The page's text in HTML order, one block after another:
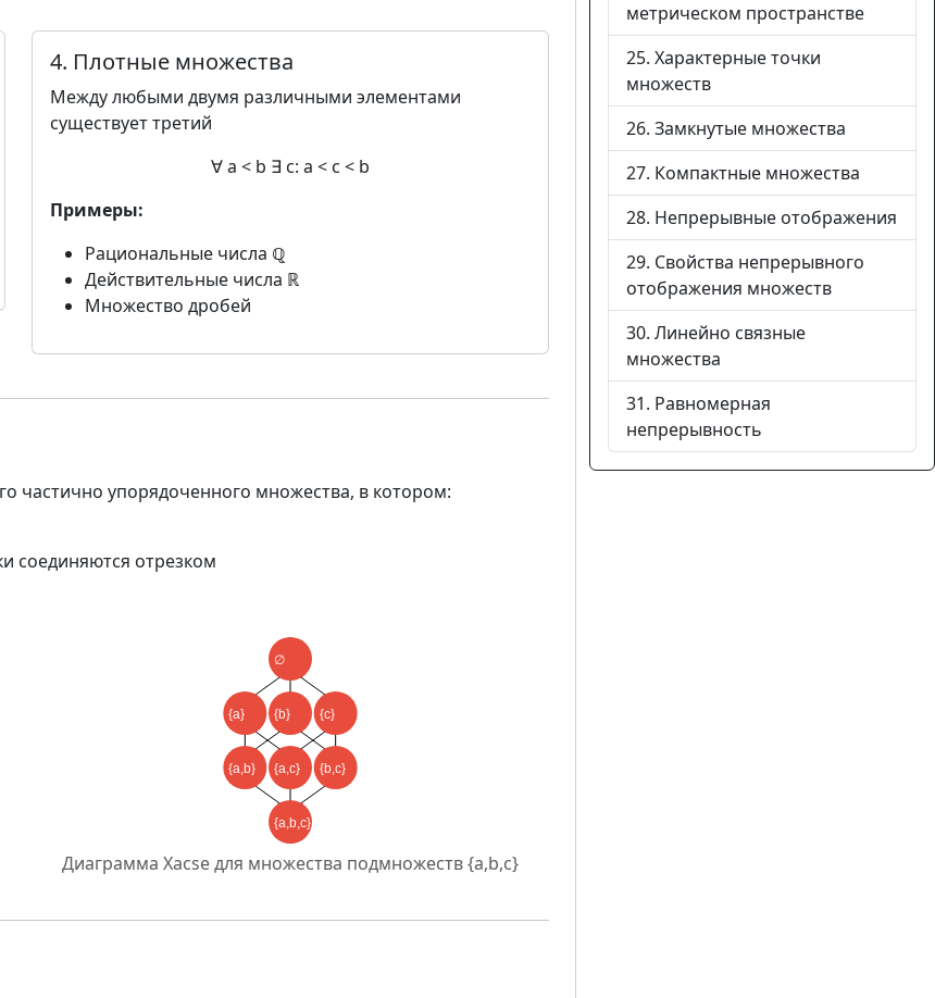
4. Плотные множества
Между любыми двумя различными элементами
существует третий
∀ a < b ∃ c: a < c < b
Примеры:
Рациональные числа ℚ
Действительные числа ℝ
Множество дробей
частично упорядоченного множества, в котором:
соединяются отрезком
Диаграмма Хасse для множества подмножеств {a,b,c}
метрическом пространстве
25. Характерные точки
множеств
26. Замкнутые множества
27. Компактные множества
28. Непрерывные отображения
29. Свойства непрерывного
отображения множеств
30. Линейно связные
множества
31. Равномерная
непрерывность